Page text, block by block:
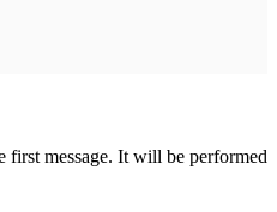
first message. It will be performed